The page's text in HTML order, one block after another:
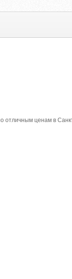
отличным ценам в